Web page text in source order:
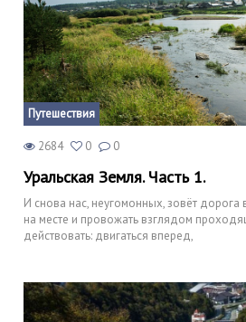
Путешествия
2684 0 0
Уральская Земля. Часть 1.
И снова нас, неугомонных, зовёт
на месте и провожать взглядом
действовать: двигаться вперед,